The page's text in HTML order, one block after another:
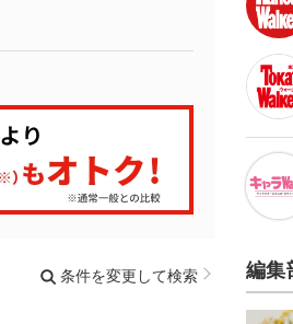
条件を変更して検索 編集